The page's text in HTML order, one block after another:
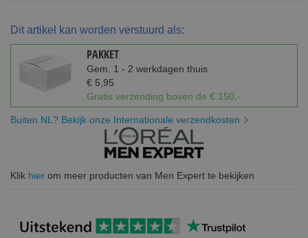
Dit artikel kan worden verstuurd als:
PAKKET
Gem. 1 - 2 werkdagen thuis
€ 5,95
Gratis verzending boven de € 150,-
Buiten NL? Bekijk onze Internationale verzendkosten
Klik hier om meer producten van Men Expert te bekijken